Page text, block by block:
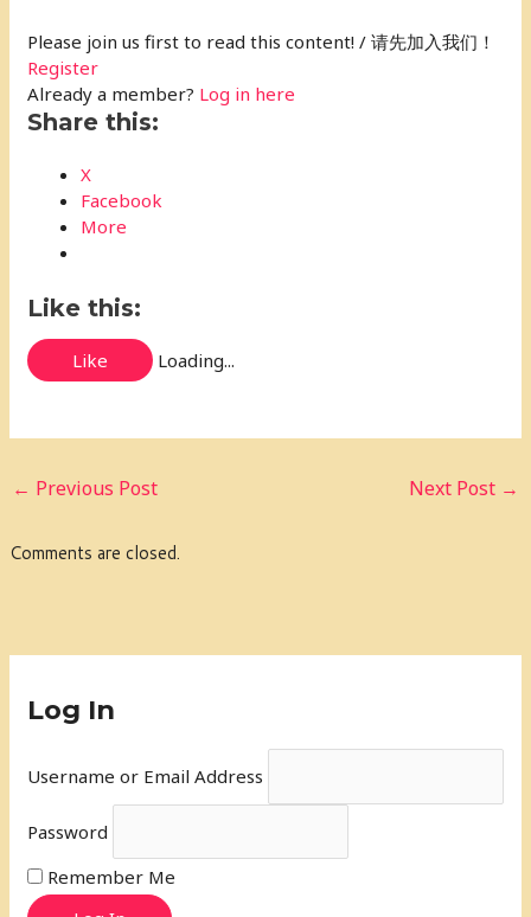
Please join us first to read this content! / 请先加入我们！
Register
Already a member? Log in here
Share this:
X
Facebook
More
Like this:
Like Loading...
← Previous Post Next Post →
Comments are closed.
Log In
Username or Email Address
Password
Remember Me